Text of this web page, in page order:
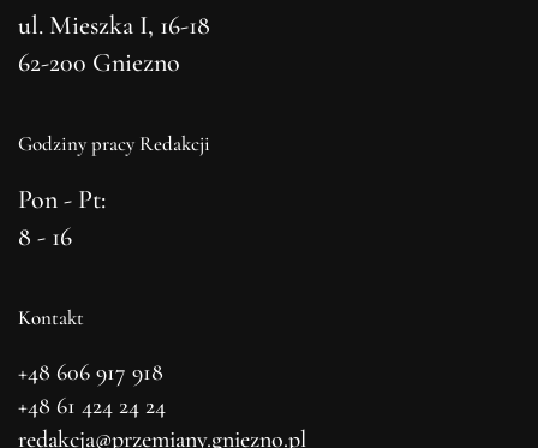
ul. Mieszka I, 16-18
62-200 Gniezno
Godziny pracy Redakcji
Pon - Pt:
8 - 16
Kontakt
+48 606 917 918
+48 61 424 24 24
redakcja@przemiany.gniezno.pl